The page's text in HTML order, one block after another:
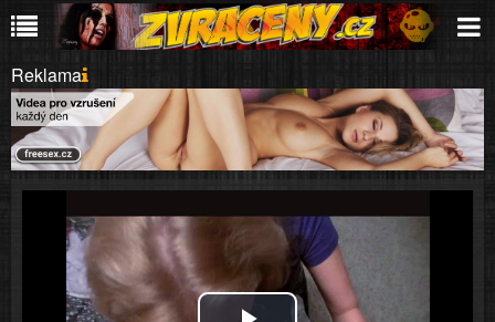
Reklama